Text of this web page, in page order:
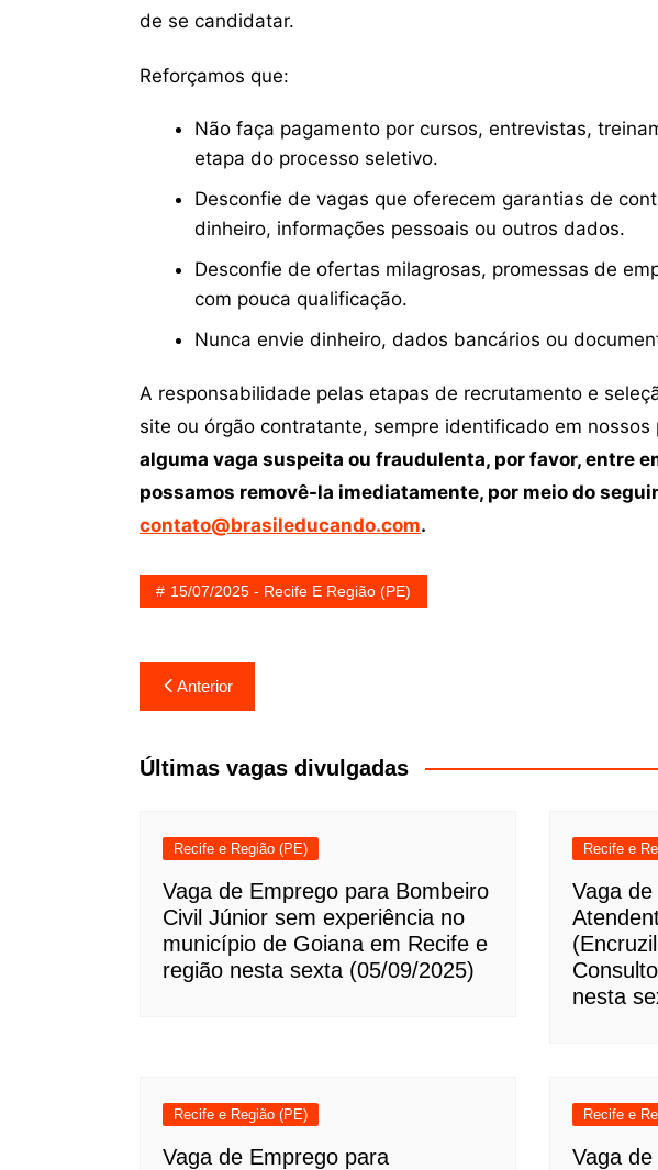
de se candidatar.
Reforçamos que:
Não faça pagamento por cursos, entrevistas,
etapa do processo seletivo.
Desconfie de vagas que oferecem garantias de
dinheiro, informações pessoais ou outros dados.
Desconfie de ofertas milagrosas, promessas de
com pouca qualificação.
Nunca envie dinheiro, dados bancários ou
A responsabilidade pelas etapas de recrutamento e
site ou órgão contratante, sempre identificado em nossos
alguma vaga suspeita ou fraudulenta, por favor, entre
possamos removê-la imediatamente, por meio do
contato@brasileducando.com.
15/07/2025 - Recife E Região (PE)
Navegação
de
Post
Anterior
Últimas vagas divulgadas
Recife e Região (PE)
Vaga de Emprego para Bombeiro
Civil Júnior sem experiência no
município de Goiana em Recife e
região nesta sexta (05/09/2025)
Recife e
Vaga
nesta
Recife e Região (PE)
Vaga de Emprego para
Recife e
Vaga